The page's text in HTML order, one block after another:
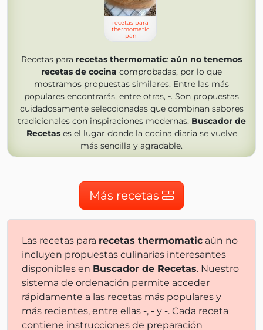
recetas para
thermomatic
pan
Recetas para recetas thermomatic: aún no tenemos
recetas de cocina comprobadas, por lo que
mostramos propuestas similares. Entre las más
populares encontrarás, entre otras, -. Son propuestas
cuidadosamente seleccionadas que combinan sabores
tradicionales con inspiraciones modernas. Buscador de
Recetases el lugar donde la cocina diaria se vuelve
más sencilla y agradable.
Más recetas
Las recetas para recetas thermomatic aún no
incluyen propuestas culinarias interesantes
disponibles en Buscador de Recetas. Nuestro
sistema de ordenación permite acceder
rápidamente a las recetas más populares y
más recientes, entre ellas -, - y -. Cada receta
contiene instrucciones de preparación